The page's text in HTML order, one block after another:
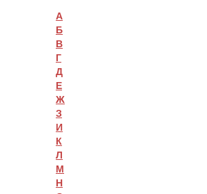
А
Б
В
Г
Д
Е
Ж
З
И
К
Л
М
Н